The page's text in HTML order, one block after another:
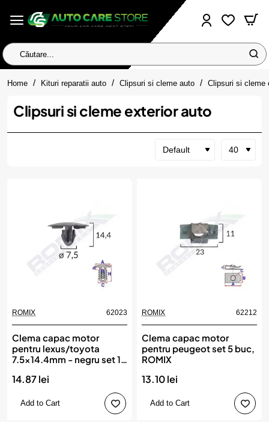
Căutare...
Home homeKituri reparatii auto Clipsuri si cleme auto Clipsuri si cleme
Clipsuri si cleme exterior auto
ROMIX 62023
Clema capac motor
pentru lexus/toyota
7.5x14.4mm - negru set 10
14.87 lei
Add to Cart
ROMIX 62212
Clema capac motor
pentru peugeot set 5 buc,
ROMIX
13.10 lei
Add to Cart